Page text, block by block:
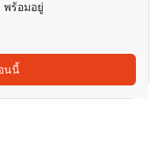
พร้อมอยู่
นนี้